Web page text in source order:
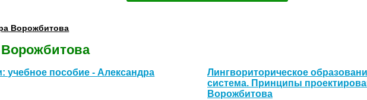
Ворожбитова
Ворожбитова
учебное пособие - Александра
Лингвориторическое
система. Принципы
Ворожбитова